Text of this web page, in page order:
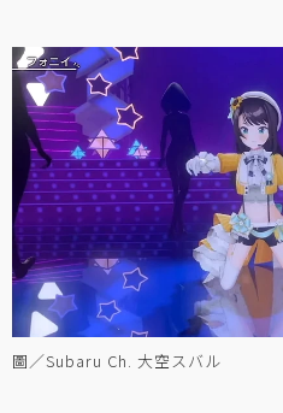
圖／Subaru Ch. 大空スバル